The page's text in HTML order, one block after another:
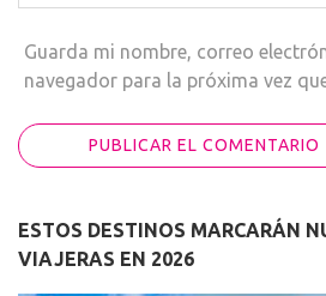
Guarda mi nombre, correo
navegador para la próxima vez
ESTOS DESTINOS MARCARÁN
VIAJERAS EN 2026